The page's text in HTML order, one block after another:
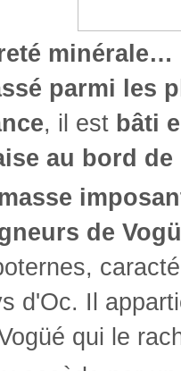
minérale…
parmi les
, il est bâti
au bord
de
d'Oc. Il
qui le